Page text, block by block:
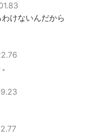
けないんだから